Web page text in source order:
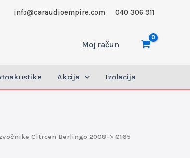
info@caraudioempire.com 040 306 911
Moj račun
Akcija Izolacija
Citroen Berlingo 2008-> Ø165